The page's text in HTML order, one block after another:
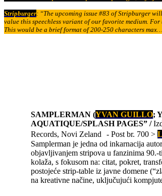
Stripburger: “The upcoming issue #83 of Stripburger
value this speechless variant of our favorite medium. For
This would be a brief format of 200-250 characters
SAMPLERMAN (YVAN GUILLO;
AQUATIQUE/SPLASH PAGES” /
Records, Novi Zeland - Post br. 700 >
Samplerman je jedna od inkarnacija
objavljivanjem stripova u fanzinima
kolaža, s fokusom na: citat, pokret,
postojeće strip-table iz javne domene
na kreativne načine, uključujući